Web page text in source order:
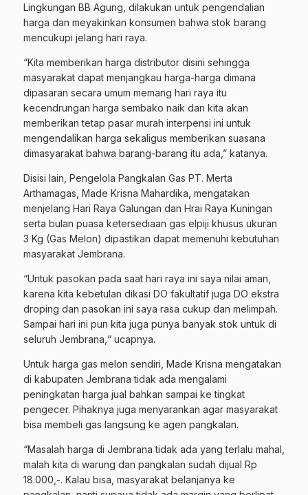
Lingkungan BB Agung, dilakukan untuk pengendalian
harga dan meyakinkan konsumen bahwa stok barang
mencukupi jelang hari raya.
“Kita memberikan harga distributor disini sehingga
masyarakat dapat menjangkau harga-harga dimana
dipasaran secara umum memang hari raya itu
kecendrungan harga sembako naik dan kita akan
memberikan tetap pasar murah interpensi ini untuk
mengendalikan harga sekaligus memberikan suasana
dimasyarakat bahwa barang-barang itu ada,” katanya.
Disisi lain, Pengelola Pangkalan Gas PT. Merta
Arthamagas, Made Krisna Mahardika, mengatakan
menjelang Hari Raya Galungan dan Hrai Raya Kuningan
serta bulan puasa ketersediaan gas elpiji khusus ukuran
3 Kg (Gas Melon) dipastikan dapat memenuhi kebutuhan
masyarakat Jembrana.
“Untuk pasokan pada saat hari raya ini saya nilai aman,
karena kita kebetulan dikasi DO fakultatif juga DO ekstra
droping dan pasokan ini saya rasa cukup dan melimpah.
Sampai hari ini pun kita juga punya banyak stok untuk di
seluruh Jembrana,“ ucapnya.
Untuk harga gas melon sendiri, Made Krisna mengatakan
di kabupaten Jembrana tidak ada mengalami
peningkatan harga jual bahkan sampai ke tingkat
pengecer. Pihaknya juga menyarankan agar masyarakat
bisa membeli gas langsung ke agen pangkalan.
“Masalah harga di Jembrana tidak ada yang terlalu mahal,
malah kita di warung dan pangkalan sudah dijual Rp
18.000,-. Kalau bisa, masyarakat belanjanya ke